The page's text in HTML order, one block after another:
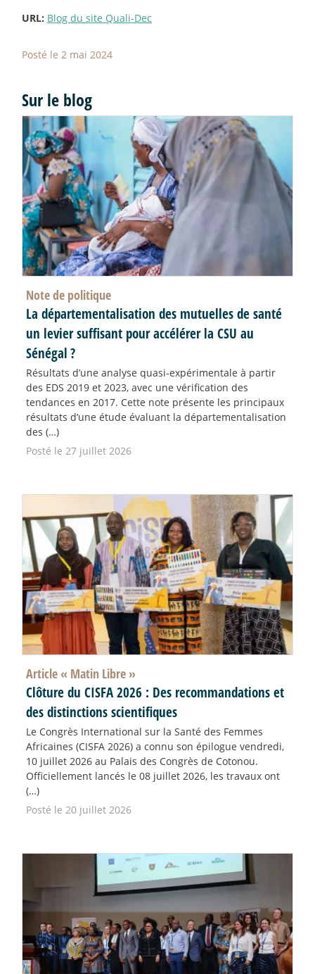
URL: Blog du site Quali-Dec
Posté le 2 mai 2024
Sur le blog
Note de politique
La départementalisation des mutuelles de santé
un levier suffisant pour accélérer la CSU au
Sénégal?
Résultats d’une analyse quasi-expérimentale à partir
des EDS 2019 et 2023, avec une vérification des
tendances en 2017. Cette note présente les principaux
résultats d’une étude évaluant la départementalisation
des (…)
Posté le 27 juillet 2026
Article « Matin Libre »
Clôture du CISFA 2026 : Des recommandations et
des distinctions scientifiques
Le Congrès International sur la Santé des Femmes
Africaines (CISFA 2026) a connu son épilogue vendredi,
10 juillet 2026 au Palais des Congrès de Cotonou.
Officiellement lancés le 08 juillet 2026, les travaux ont
(…)
Posté le 20 juillet 2026